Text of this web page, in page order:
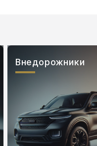
Внедорожники